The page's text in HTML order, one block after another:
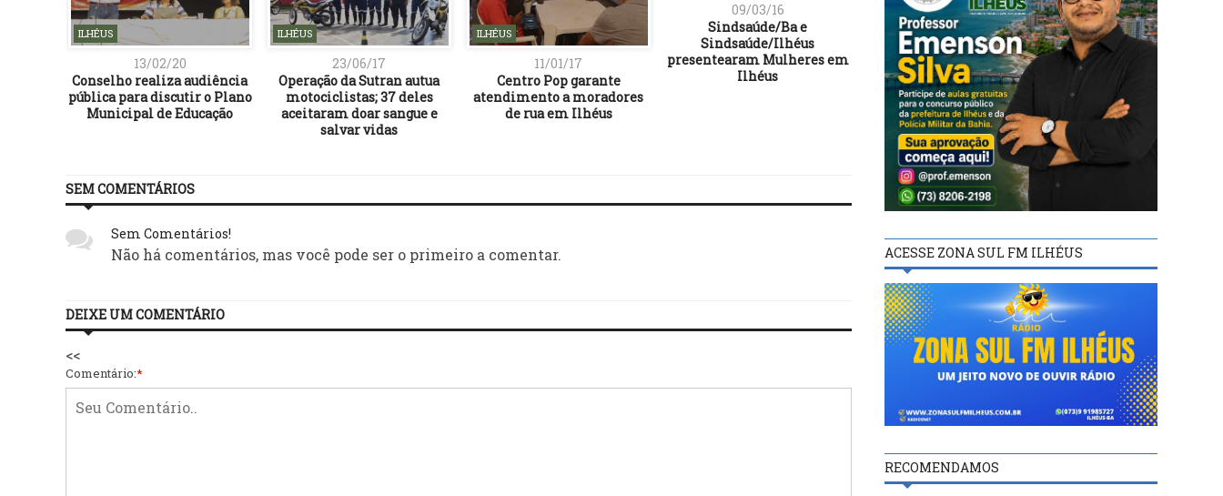
ILHÉUS
13/02/20
Conselho realiza audiência
pública para discutir o Plano
Municipal de Educação
ILHÉUS
23/06/17
Operação da Sutran autua
motociclistas; 37 deles
aceitaram doar sangue e
salvar vidas
ILHÉUS
11/01/17
Centro Pop garante
atendimento a moradores
de rua em Ilhéus
09/03/16
Sindsaúde/Ba e
Sindsaúde/Ilhéus
presentearam Mulheres em
Ilhéus
ILHÉUS
19/03/21
Prefeitura de Ilhéus adere ao
Sistema Nacional de
Promoção de Igualdade
Racial
ILHÉUS
organiza trânsito
fechamento de vias
SEM COMENTÁRIOS
Sem Comentários!
Não há comentários, mas você pode ser o primeiro a comentar.
DEIXE UM COMENTÁRIO
<<
Comentário:*
ACESSE ZONA SUL FM ILHÉUS
RECOMENDAMOS